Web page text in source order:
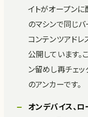
イトがオープン
のマシンで同じバ
コンテンツアドレ
公開しています。
ン留めし再チェ
のアンカーです。
オンデバイス、ロ